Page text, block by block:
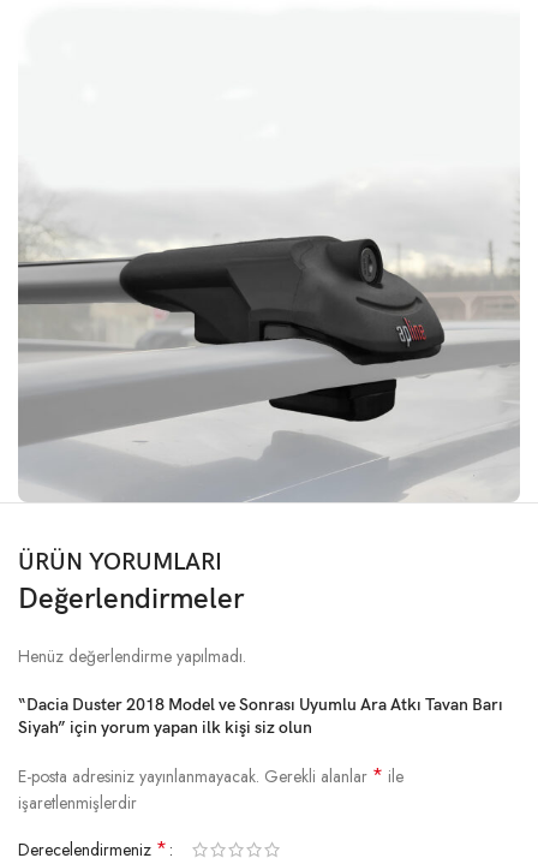
ÜRÜN YORUMLARI
Değerlendirmeler
Henüz değerlendirme yapılmadı.
“Dacia Duster 2018 Model ve Sonrası Uyumlu Ara Atkı Tavan Barı
Siyah” için yorum yapan ilk kişi siz olun
E-posta adresiniz yayınlanmayacak. Gerekli alanlar * ile
işaretlenmişlerdir
Derecelendirmeniz *